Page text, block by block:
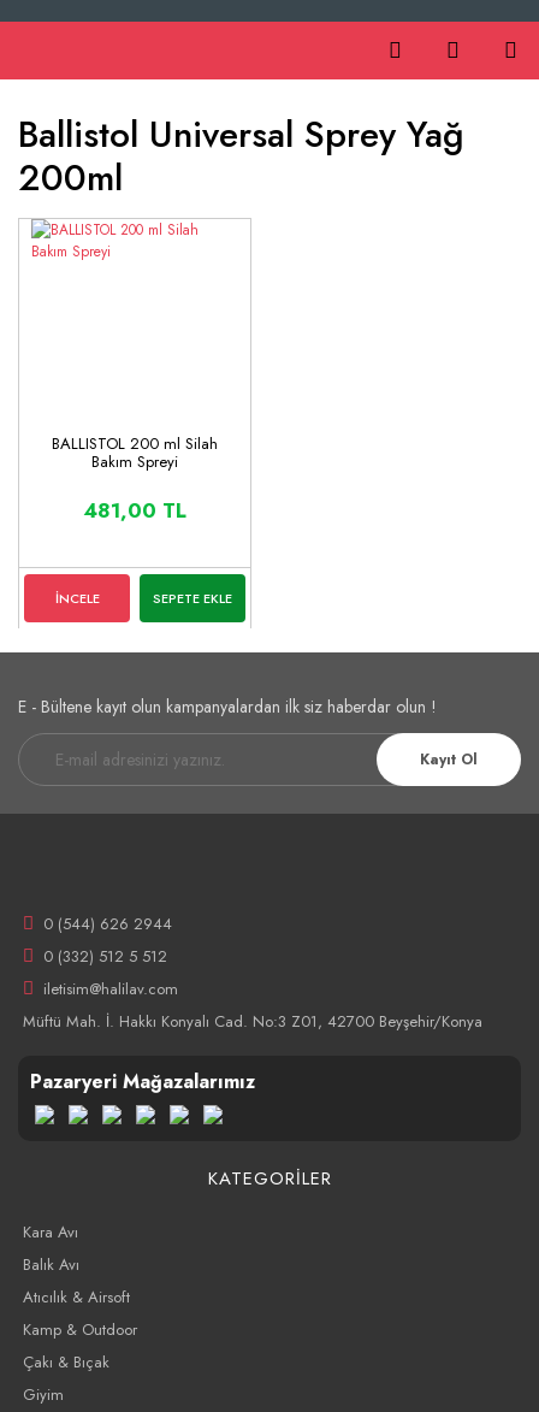
Ballistol Universal Sprey Yağ
200ml
BALLISTOL 200 ml Silah
Bakım Spreyi
481,00 TL
İNCELE SEPETE EKLE
E - Bültene kayıt olun kampanyalardan ilk siz haberdar olun !
Kayıt Ol
0 (544) 626 2944
0 (332) 512 5 512
iletisim@halilav.com
Müftü Mah. İ. Hakkı Konyalı Cad. No:3 Z01, 42700 Beyşehir/Konya
Pazaryeri Mağazalarımız
KATEGORİLER
Kara Avı
Balık Avı
Atıcılık & Airsoft
Kamp & Outdoor
Çakı & Bıçak
Giyim